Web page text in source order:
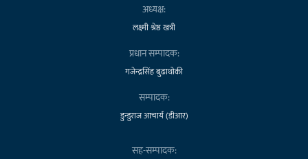
अध्यक्ष:
लक्ष्मी श्रेष्ठ खत्री
प्रधान सम्पादक:
गजेन्द्रसिंह बुढाथोकी
सम्पादक:
डुन्डुराज आचार्य (डीआर)
सह-सम्पादक: